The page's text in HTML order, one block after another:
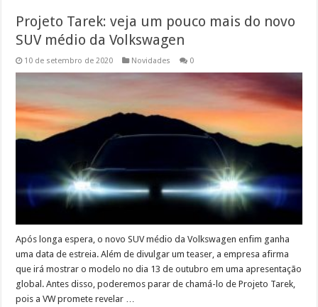
Projeto Tarek: veja um pouco mais do novo
SUV médio da Volkswagen
10 de setembro de 2020 Novidades 0
Após longa espera, o novo SUV médio da Volkswagen enfim ganha
uma data de estreia. Além de divulgar um teaser, a empresa afirma
que irá mostrar o modelo no dia 13 de outubro em uma apresentação
global. Antes disso, poderemos parar de chamá-lo de Projeto Tarek,
pois a VW promete revelar …